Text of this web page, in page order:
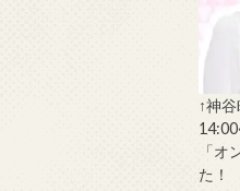
↑神
「
た！